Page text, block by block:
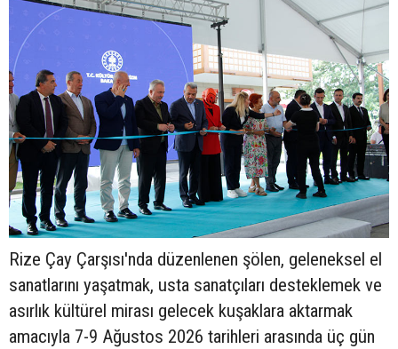
Rize Çay Çarşısı'nda düzenlenen şölen, geleneksel el
sanatlarını yaşatmak, usta sanatçıları desteklemek ve
asırlık kültürel mirası gelecek kuşaklara aktarmak
amacıyla 7-9 Ağustos 2026 tarihleri arasında üç gün